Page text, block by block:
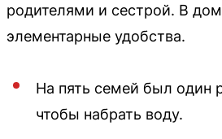
родителями и сестрой. В
элементарные удобства.
На пять семей был один
чтобы набрать воду.